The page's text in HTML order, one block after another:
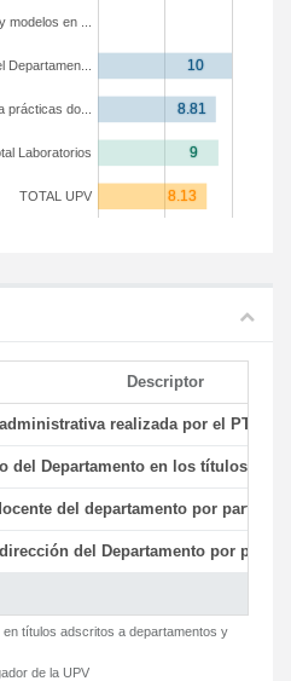
TOTAL UPV
Laboratorios
prácticas do...
en ...
Descriptor
realizada por el PTGAS
del Departamento en los títulos de
del departamento por parte
del Departamento por parte
títulos adscritos a departamentos y
de la UPV